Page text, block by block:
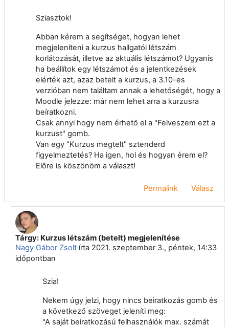
Sziasztok!
Abban kérem a segítséget, hogyan lehet
megjeleníteni a kurzus hallgatói létszám
korlátozását, illetve az aktuális létszámot? Ugyanis
ha beállítok egy létszámot és a jelentkezések
elérték azt, azaz betelt a kurzus, a 3.10-es
verzióban nem találtam annak a lehetőségét, hogy a
Moodle jelezze: már nem lehet arra a kurzusra
beíratkozni.
Csak annyi hogy nem érhető el a "Felveszem ezt a
kurzust" gomb.
Van egy "Kurzus megtelt" sztenderd
figyelmeztetés? Ha igen, hol és hogyan érem el?
Előre is köszönöm a választ!
Permalink Válasz
Válasz erre: Horváth László
Tárgy: Kurzus létszám (betelt) megjelenítése
Nagy Gábor Zsoltírta 2021. szeptember 3., péntek, 14:33
időpontban
Szia!
Nekem úgy jelzi, hogy nincs beiratkozás gomb és
a következő szöveget jeleníti meg:
"A saját beiratkozású felhasználók max. számát